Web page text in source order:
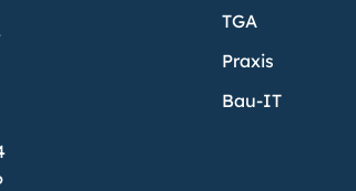
TGA
Praxis
Bau-IT